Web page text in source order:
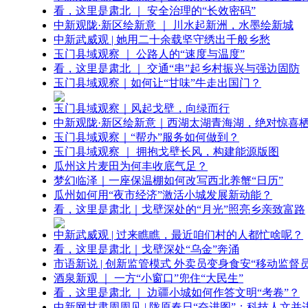
看，这里是肃北 ｜ 安全治理的“长效密码”
中新观陇·新区绘新意 ｜ 川水起新洲，水墨绘新城
中新武威观 | 她用二十余载坚守绣出千般乡愁
玉门县域观察 ｜ 公路人的“速度与温度”
看，这里是肃北 ｜ 交通“串”起乡村振兴与强边固防
玉门县域观察｜如何让“甘味”牛走出国门？
玉门县域观察｜风起戈壁，向绿而行
中新观陇·新区绘新意｜西湖太湖青海湖，绝对惊喜
玉门县域观察｜“帮办”服务如何做到？
玉门县域观察 ｜ 拥抱戈壁长风，构建能源版图
瓜州这片麦田为何丰收底气足？
梦幻临泽｜一座保温棚如何改写西北养蟹“日历”
瓜州如何用“夜市经济”激活小城发展新动能？
看，这里是肃北｜戈壁深处的“月光”照亮乡亲致富路
中新武威观 | 过来瞧瞧，最近咱们村的人都忙啥呢？
看，这里是肃北｜戈壁深处“乌金”奔涌
市语新说 | 创新监管模式 外卖员变身食安“移动监督
酒泉新观 ｜ 一方“小窗口”兜住“大民生”
看，这里是肃北 ｜ 边疆小城如何作答文明“考卷”？